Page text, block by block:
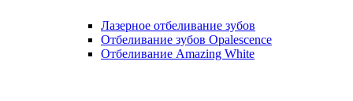
Лазерное отбеливание зубов
Отбеливание зубов Opalescence
Отбеливание Amazing White